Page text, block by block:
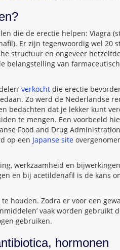
die de erectie helpen: Viagra
Er zijn tegenwoordig wel 20
structuur en ongeveer
belangstelling van
verkocht die erectie
Zo werd de Nederlandse
bedachten dat je lekker kunt
te mengen. Een voorbeeld
Food and Drug
op een Japanse site
werkzaamheid en
en bij acetildenafil is de kans
houden. Zodra er voor een
vaak worden
gebruiken.
hormonen